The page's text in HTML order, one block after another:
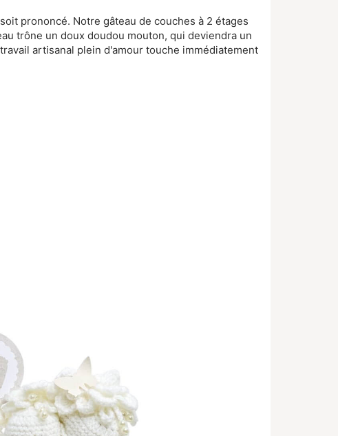
prononcé. Notre gâteau de couches à 2 étages
trône un doux doudou mouton, qui deviendra un
artisanal plein d'amour touche immédiatement